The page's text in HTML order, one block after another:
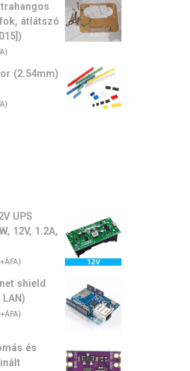
átlátszó
(2.54mm)
UPS
12V, 1.2A,
+ÁFA)
shield
+ÁFA)
és